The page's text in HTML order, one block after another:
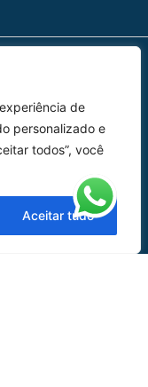
de
personalizado e
todos”, você
Aceitar tudo
Sobre Nós
de Aplicações